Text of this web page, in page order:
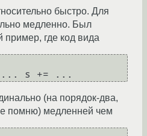
быстро. Для
медленно. Был
пример, где код вида
(на порядок-два,
помню) медленней чем